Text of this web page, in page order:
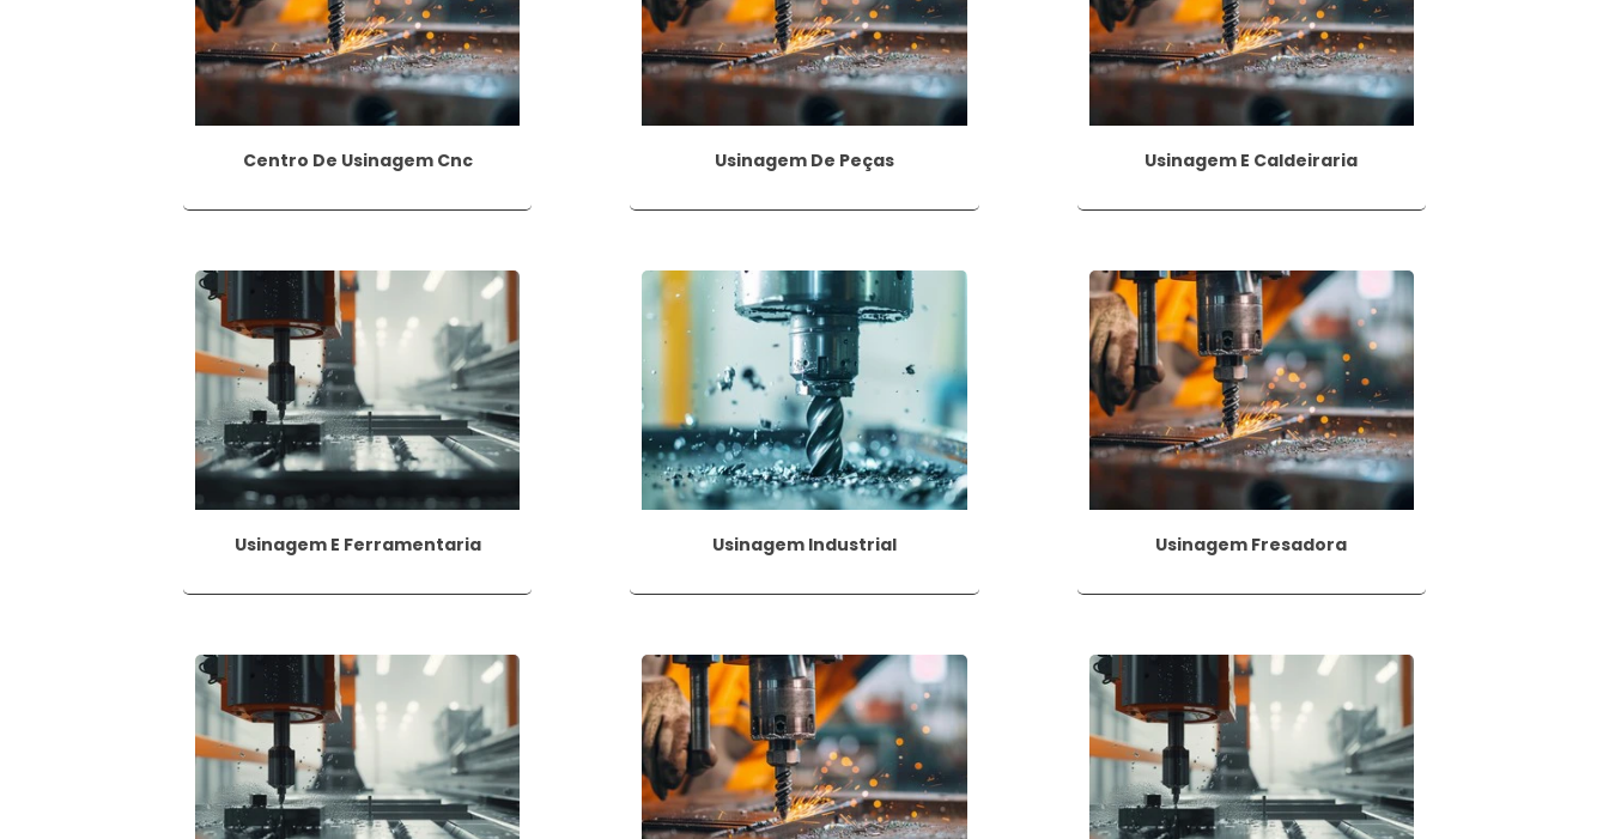
1. Furação cilíndrica:é o tipo mais comum de furação, em que um orifício cilíndrico é criado no material. Pode ser utilizado para fixação
de parafusos, passagem de cabos e outros fins.
2. Furação cega: é uma furação que não atravessa totalmente o material, criando um orifício parcial. É comumente utilizado para
esconder parafusos e proporcionar um acabamento mais estético.
é uma furação que possui um comprimento maior que o diâmetro da broca. É utilizada em situações em que é
necessário criar um canal mais longo para a passagem de fluidos ou acomodação de peças.
de fixação.
5. Furação escalonada:
é um tipo de furação em etapas, em que são utilizadas brocas com diâmetros progressivamente maiores para
criar um orifício de tamanho desejado.
Cada tipo de furação requer técnicas e ferramentas específicas para garantir um resultado satisfatório. É importante considerar o tipo de
material, a geometria da peça e a finalidade da furação ao escolher o método mais adequado.
QUAIS AS VANTAGENS DA FURAÇÃO?
2. Precisão:
a furação permite a criação de orifícios com medidas precisas, garantindo um encaixe perfeito entre peças e a passagem de
fluidos de forma adequada.
3. Rapidez:o processo de furação é relativamente rápido, principalmente quando comparado a outras técnicas de corte e usinagem. Isso
possibilita um aumento na produtividade e redução nos prazos de fabricação.
Centro De Usinagem Cnc Usinagem De Peças Usinagem E Caldeiraria
Usinagem E Ferramentaria Usinagem Industrial Usinagem Fresadora